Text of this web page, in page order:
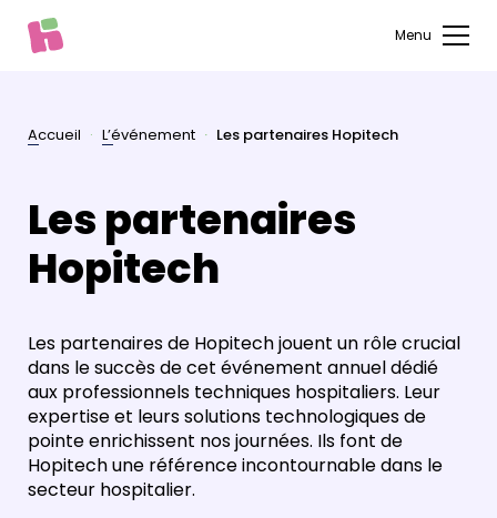
Menu
Accueil L’événement Les partenaires Hopitech
Les partenaires
Hopitech
Les partenaires de Hopitech jouent un rôle crucial
dans le succès de cet événement annuel dédié
aux professionnels techniques hospitaliers. Leur
expertise et leurs solutions technologiques de
pointe enrichissent nos journées. Ils font de
Hopitech une référence incontournable dans le
secteur hospitalier.